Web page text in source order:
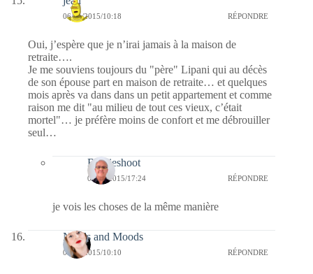
06/01/2015/10:18 RÉPONDRE
Oui, j’espère que je n’irai jamais à la maison de
retraite….
Je me souviens toujours du "père" Lipani qui au décès
de son épouse part en maison de retraite… et quelques
mois après va dans dans un petit appartement et comme
raison me dit "au milieu de tout ces vieux, c’était
mortel"… je préfère moins de confort et me débrouiller
seul…
Bernieshoot
08/01/2015/17:24 RÉPONDRE
je vois les choses de la même manière
Needs and Moods
06/01/2015/10:10 RÉPONDRE